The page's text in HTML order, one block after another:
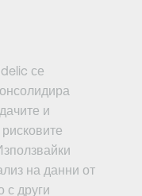
се
и
на данни от
с други